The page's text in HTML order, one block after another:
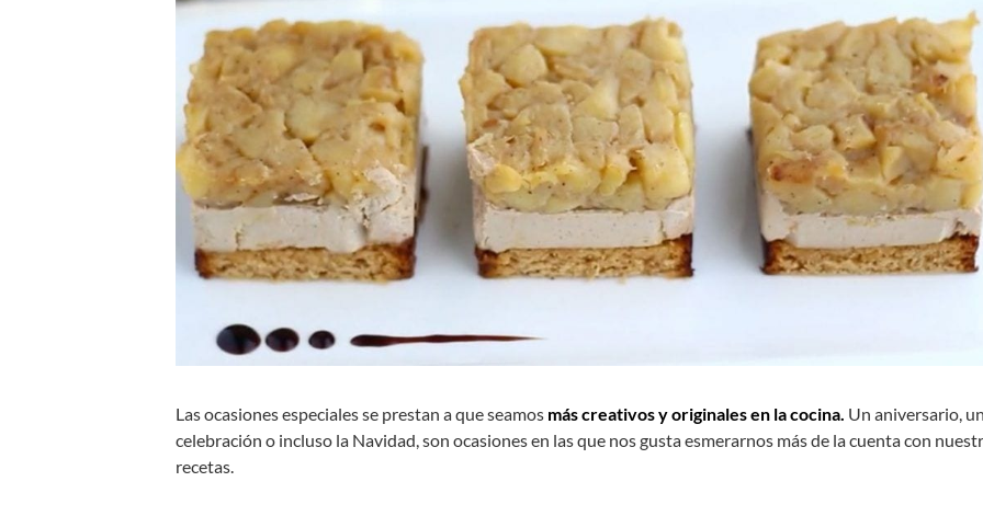
Las ocasiones especiales se prestan a que seamos más creativos y originales en la cocina. Un aniversario,
celebración o incluso la Navidad, son ocasiones en las que nos gusta esmerarnos más de la cuenta con
recetas.